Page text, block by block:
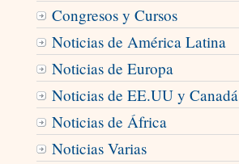
Congresos y Cursos
Noticias de América Latina
Noticias de Europa
Noticias de EE.UU y Canadá
Noticias de África
Noticias Varias